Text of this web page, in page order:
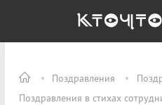
Поздравления
Поздравления в стихах